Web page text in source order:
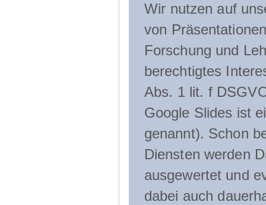
Wir nutzen auf
von
Forschung und
berechtigtes
Abs. 1 lit. f
Google Slides ist
genannt). Schon
Diensten werden
ausgewertet und
dabei auch